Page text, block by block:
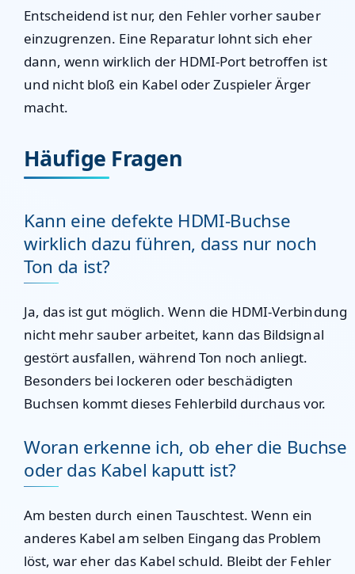
Entscheidend ist nur, den Fehler vorher sauber
einzugrenzen. Eine Reparatur lohnt sich eher
dann, wenn wirklich der HDMI-Port betroffen ist
und nicht bloß ein Kabel oder Zuspieler Ärger
macht.
Häufige Fragen
Kann eine defekte HDMI-Buchse
wirklich dazu führen, dass nur noch
Ton da ist?
Ja, das ist gut möglich. Wenn die HDMI-Verbindung
nicht mehr sauber arbeitet, kann das Bildsignal
gestört ausfallen, während Ton noch anliegt.
Besonders bei lockeren oder beschädigten
Buchsen kommt dieses Fehlerbild durchaus vor.
Woran erkenne ich, ob eher die Buchse
oder das Kabel kaputt ist?
Am besten durch einen Tauschtest. Wenn ein
anderes Kabel am selben Eingang das Problem
löst, war eher das Kabel schuld. Bleibt der Fehler